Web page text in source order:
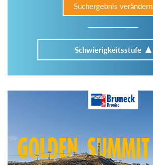
Suchergebnis verändern
Schwierigkeitsstufe
Im Tourenarchiv suchen